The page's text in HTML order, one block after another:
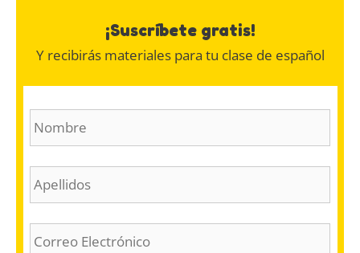
¡Suscríbete gratis!
Y recibirás materiales para tu clase de español
N
o
m
A
p
e
E
m